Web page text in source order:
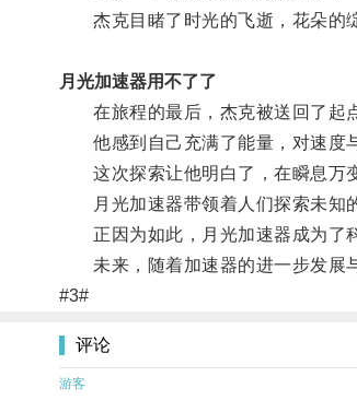
杰克目睹了时光的飞逝，花朵的绽
月光加速器用不了了
在旅程的最后，杰克被送回了起
他感到自己充满了能量，对速度与
这次探索让他明白了，在瞬息万变
月光加速器带领着人们探索未知的
正因为如此，月光加速器成为了科
未来，随着加速器的进一步发展与
#3#
评论
游客